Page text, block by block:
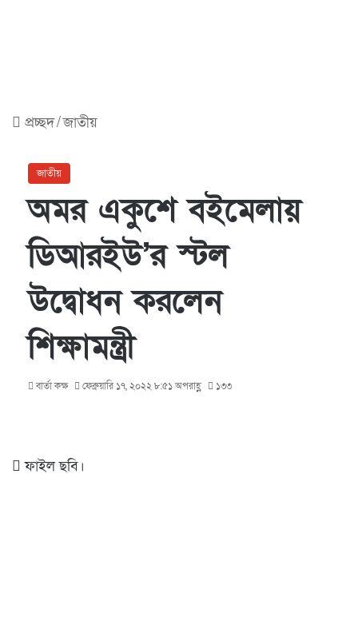
প্রচ্ছদ/জাতীয়
জাতীয়
অমর একুশে বইমেলায়
ডিআরইউ’র স্টল
উদ্বোধন করলেন
শিক্ষামন্ত্রী
বার্তা কক্ষ ফেব্রুয়ারি ১৭, ২০২২ ৮:৫১ অপরাহ্ণ ১৩৩
ফাইল ছবি।